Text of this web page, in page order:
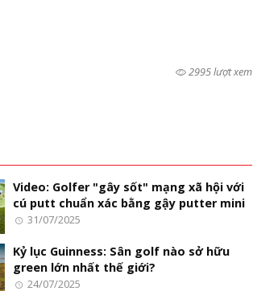
2995 lượt xem
Video: Golfer "gây sốt" mạng xã hội với
cú putt chuẩn xác bằng gậy putter mini
31/07/2025
Kỷ lục Guinness: Sân golf nào sở hữu
green lớn nhất thế giới?
24/07/2025